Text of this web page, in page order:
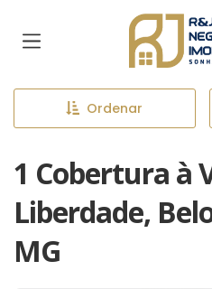
Página
Ordenar
1 Cobertura à
Liberdade,
MG